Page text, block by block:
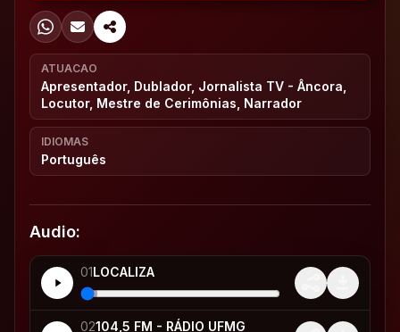
ATUACAO
Apresentador, Dublador, Jornalista TV - Âncora,
Locutor, Mestre de Cerimônias, Narrador
IDIOMAS
Português
Audio:
01LOCALIZA
02104,5 FM - RÁDIO UFMG